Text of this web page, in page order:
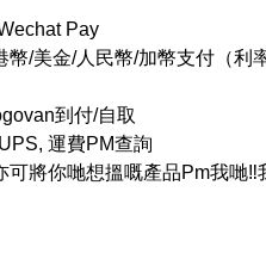
Pay
/美金/人民幣/加幣支付（利
到付/自取
運費PM查詢
可將你哋想搵嘅產品Pm我哋